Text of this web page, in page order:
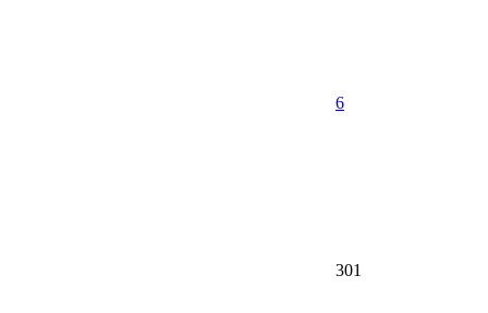
6
301